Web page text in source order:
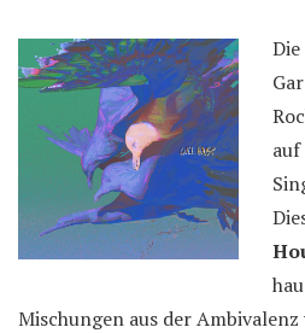
Mischungen aus der